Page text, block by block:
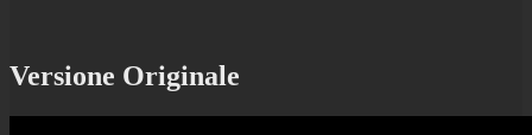
Versione Originale